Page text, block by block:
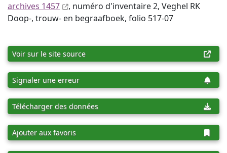
archives 1457
, numéro d'inventaire 2, Veghel RK
Doop-, trouw- en begraafboek, folio 517-07
Voir sur le site source
Signaler une erreur
Télécharger des données
Ajouter aux favoris